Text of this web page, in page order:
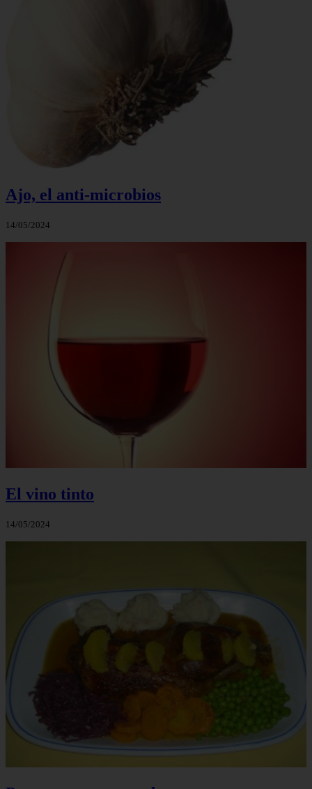
Ajo, el anti-microbios
14/05/2024
El vino tinto
14/05/2024